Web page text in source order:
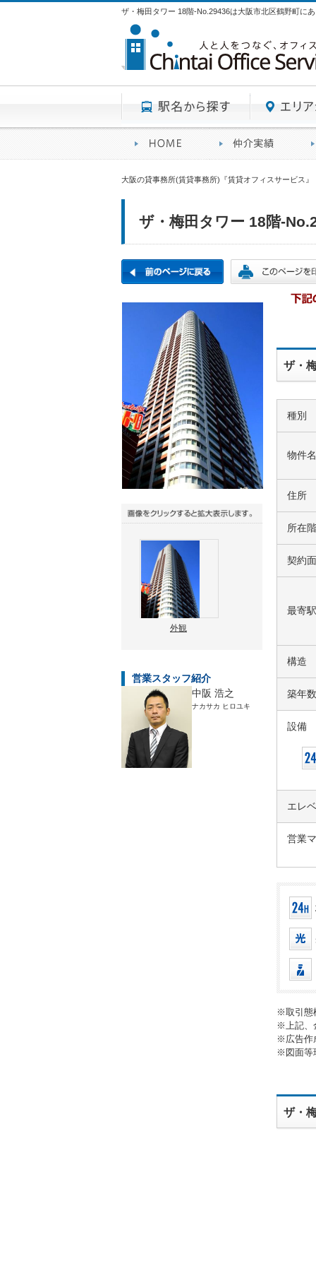
ザ・梅田タワー 18階-No.29436は大阪市北区鶴野町に
大阪の貸事務所(賃貸事務所)『賃貸オフィスサービス』
ザ・梅田タワー 18階-
外観
営業スタッフ紹介
中阪 浩之
ナカサカ ヒロユキ
ザ・
種別
物件名
住所
所在階
契約
最寄駅
構造
築年数
設備
エレ
営業
※取引態
※上記、
※広告作
※図面等
ザ・